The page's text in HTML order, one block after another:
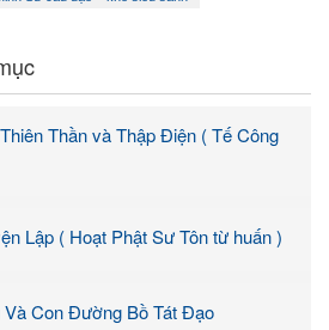
Thần và Thập Điện ( Tế Công
Lập ( Hoạt Phật Sư Tôn từ huấn )
Con Đường Bồ Tát Đạo